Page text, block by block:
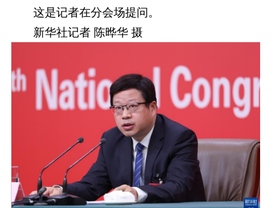
这是记者在分会场提问。
新华社记者 陈晔华 摄